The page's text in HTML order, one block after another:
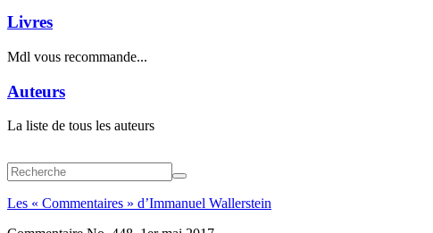
Livres
Mdl vous recommande...
Auteurs
La liste de tous les auteurs
Les « Commentaires » d’Immanuel Wallerstein